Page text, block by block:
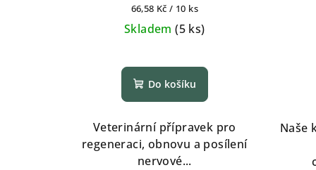
Měrná
cena:
66,58 Kč / 10 ks
Skladem(5 ks)
hodnocení
produktu
je
4,5
z
5
Do košíku
Veterinární přípravek pro
regeneraci, obnovu a posílení
nervové...
Naše